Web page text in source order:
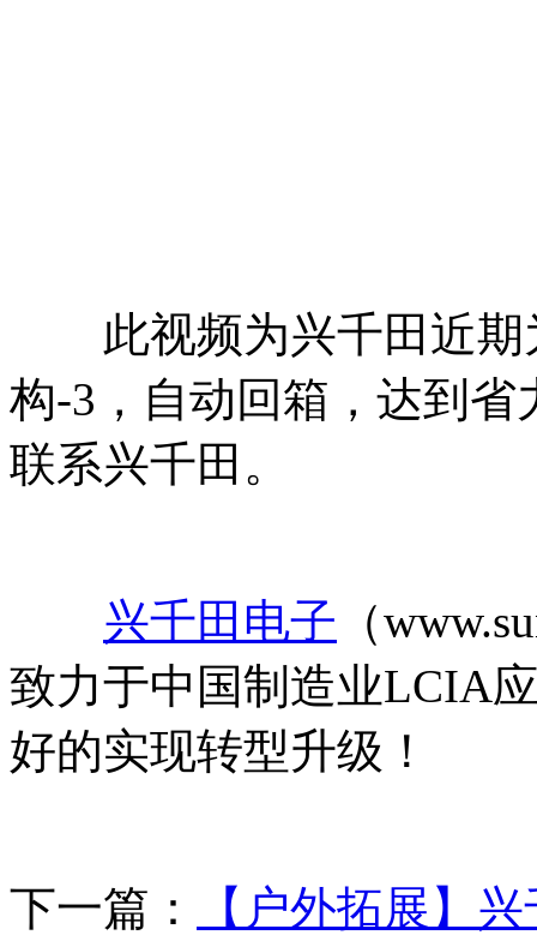
此视频为兴千田近期
构-3，自动回箱，达到
联系兴千田。
兴千田电子 （
致力于中国制造业LCIA
好的实现转型升级！
下一篇：
【户外拓展】